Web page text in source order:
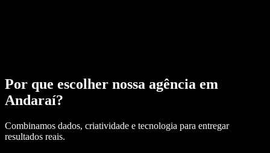
Por que escolher nossa agência em
Andaraí?
Combinamos dados, criatividade e tecnologia para entregar
resultados reais.